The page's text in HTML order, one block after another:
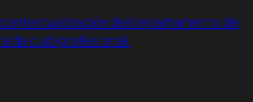
contextualización del departamento de
de club profesional.